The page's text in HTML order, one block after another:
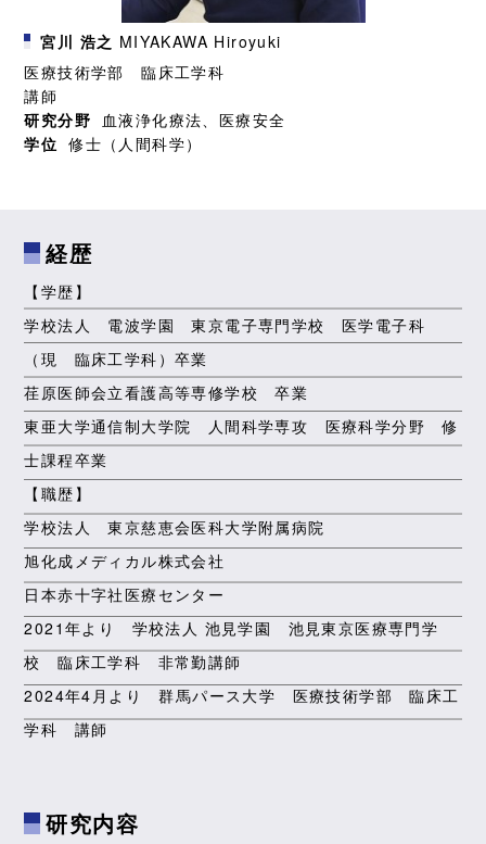
宮川 浩之 MIYAKAWA Hiroyuki
医療技術学部 臨床工学科
講師
研究分野
血液浄化療法、医療安全
学位 修士（人間科学）
経歴
【学歴】
学校法人 電波学園 東京電子専門学校 医学電子科
（現 臨床工学科）卒業
荏原医師会立看護高等専修学校 卒業
東亜大学通信制大学院 人間科学専攻 医療科学分野 修
士課程卒業
【職歴】
学校法人 東京慈恵会医科大学附属病院
旭化成メディカル株式会社
日本赤十字社医療センター
2021年より 学校法人 池見学園 池見東京医療専門学
校 臨床工学科 非常勤講師
2024年4月より 群馬パース大学 医療技術学部 臨床工
学科 講師
研究内容